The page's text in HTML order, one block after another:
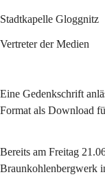
Stadtkapelle Gloggnitz
Vertreter der Medien
Eine Gedenkschrift
Format als Download
Bereits am Freitag
Braunkohlenbergwerk